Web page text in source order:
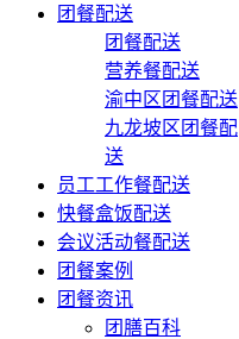
团餐配送
团餐配送
营养餐配送
渝中区团餐配送
九龙坡区团餐配
送
员工工作餐配送
快餐盒饭配送
会议活动餐配送
团餐案例
团餐资讯
团膳百科